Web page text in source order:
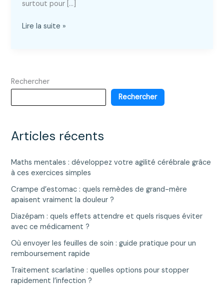
surtout pour […]
Fromage
top
des
privilégier
Lire la suite »
Rechercher
Rechercher
Articles récents
Maths mentales : développez votre agilité cérébrale grâce
à ces exercices simples
Crampe d’estomac : quels remèdes de grand-mère
apaisent vraiment la douleur ?
Diazépam : quels effets attendre et quels risques éviter
avec ce médicament ?
Où envoyer les feuilles de soin : guide pratique pour un
remboursement rapide
Traitement scarlatine : quelles options pour stopper
rapidement l’infection ?